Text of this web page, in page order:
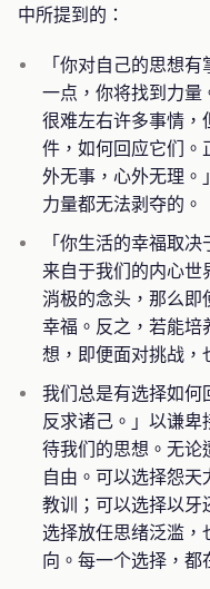
中所提到的：
「你对自己的思想
一点，你将找到力
很难左右许多事情
件，如何回应它们
外无事，心外无理。
力量都无法剥夺的。
「你生活的幸福取
来自于我们的内心
消极的念头，那么即
幸福。反之，若能培
想，即便面对挑战，
我们总是有选择如何
反求诸己。」以谦
待我们的思想。无论
自由。可以选择怨
教训；可以选择以
选择放任思绪泛滥，
向。每一个选择，都